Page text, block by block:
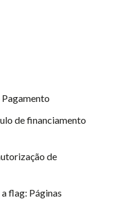
de financiamento
de
flag: Páginas